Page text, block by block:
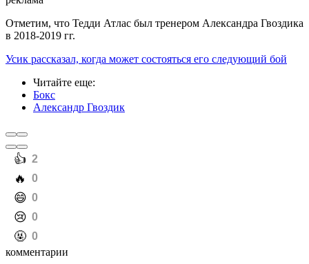
Отметим, что Тедди Атлас был тренером Александра Гвоздика
в 2018-2019 гг.
Усик рассказал, когда может состояться его следующий бой
Читайте еще:
Бокс
Александр Гвоздик
️👍 2
️🔥 0
️😄 0
️😢 0
️🤬 0
комментарии